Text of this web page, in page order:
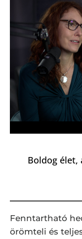
Boldog élet,
Fenntartható
örömteli és